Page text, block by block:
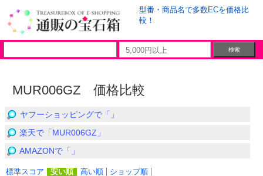
型番・商品名で多数ECを価格比
較！
MUR006GZ 価格比較
ヤフーショッピングで「」
楽天で「MUR006GZ」
AMAZONで「」
標準スコア 安い順 高い順 ショップ順